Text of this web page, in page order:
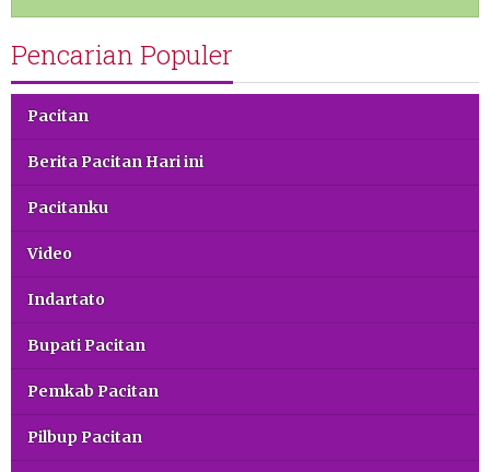
Pencarian Populer
Pacitan
Berita Pacitan Hari ini
Pacitanku
Video
Indartato
Bupati Pacitan
Pemkab Pacitan
Pilbup Pacitan